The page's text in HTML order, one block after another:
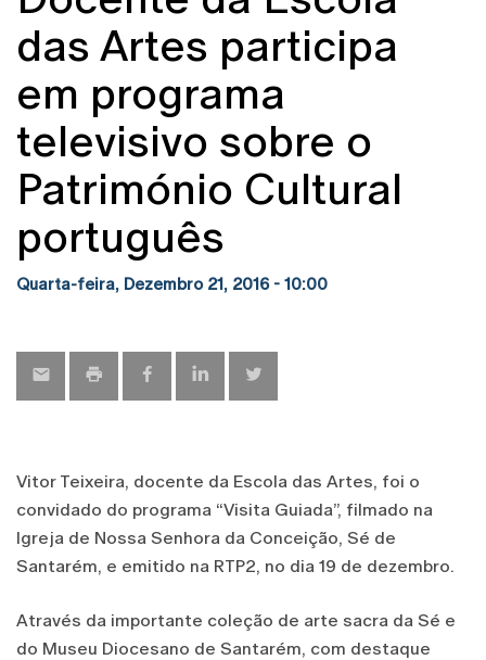
das Artes participa
em programa
televisivo sobre o
Património Cultural
português
Quarta-feira, Dezembro 21, 2016 - 10:00
Vitor Teixeira, docente da Escola das Artes, foi o
convidado do programa “Visita Guiada”, filmado na
Igreja de Nossa Senhora da Conceição, Sé de
Santarém, e emitido na RTP2, no dia 19 de dezembro.
Através da importante coleção de arte sacra da Sé e
do Museu Diocesano de Santarém, com destaque